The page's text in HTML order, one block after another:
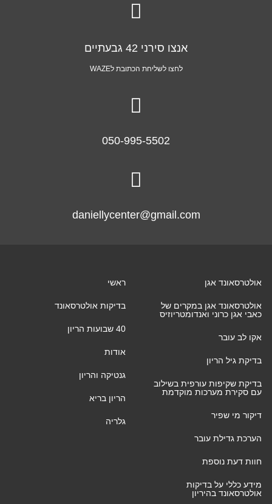

אנצו סירני 42 גבעתיים
לחצו לשליחת הכתובת לWAZE

050-995-5502

daniellycenter@gmail.com
אולטרסאונד אגן
אולטרסאונד אגן במקרים של
כאבי אגן כרוני ואנדומטריוזיס
אקו לב עובר
בדיקת גיל הריון
בדיקת שקיפות עורפית בשילוב
עם סקירת מערכות מוקדמת
דיקור מי שפיר
הערכת גדילת עובר
חוות דעת נוספת
מידע כללי על בדיקות
אולטרסאונד בהיריון
ראשי
בדיקות אולטרסאונד
40 שבועות הריון
אודות
גנטיקה והריון
הריון בריא
גלריה